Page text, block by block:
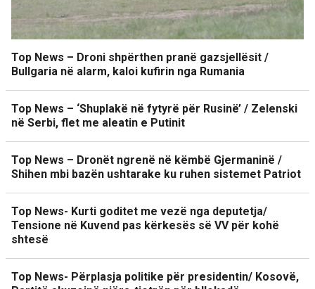
Top News – Droni shpërthen pranë gazsjellësit /
Bullgaria në alarm, kaloi kufirin nga Rumania
Top News – ‘Shuplakë në fytyrë për Rusinë’ / Zelenski
në Serbi, flet me aleatin e Putinit
Top News – Dronët ngrenë në këmbë Gjermaninë /
Shihen mbi bazën ushtarake ku ruhen sistemet Patriot
Top News- Kurti goditet me vezë nga deputetja/
Tensione në Kuvend pas kërkesës së VV për kohë
shtesë
Top News- Përplasja politike për presidentin/ Kosovë,